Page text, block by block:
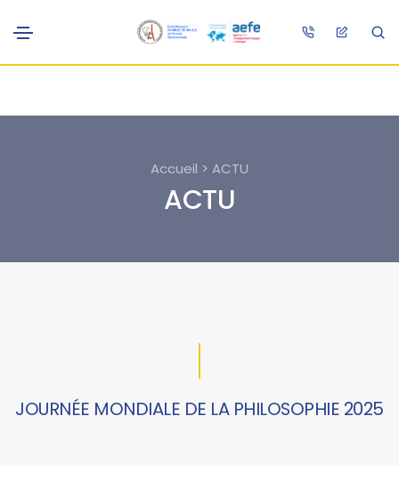
Accueil > ACTU
ACTU
JOURNÉE MONDIALE DE LA PHILOSOPHIE 2025